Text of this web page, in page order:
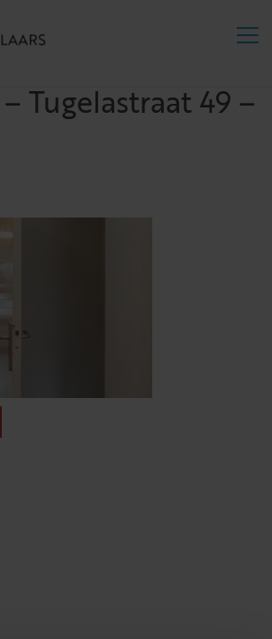
Tugelastraat 49 –